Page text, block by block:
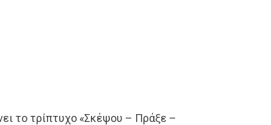
το τρίπτυχο «Σκέψου – Πράξε –